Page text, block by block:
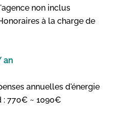
non inclus
à la charge de
an
annuelles d'énergie
: 770€ ~ 1090€